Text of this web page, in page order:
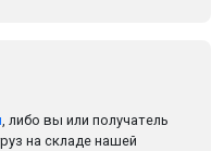
, либо вы или получатель
на складе нашей